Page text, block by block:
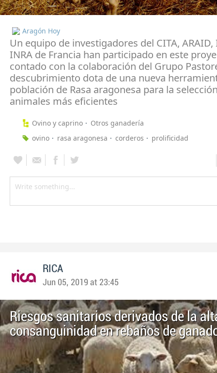
Aragón Hoy
Un equipo de investigadores del CITA, ARAID,
INRA de Francia han participado en este
contado con la colaboración del Grupo
descubrimiento dota de una nueva
población de Rasa aragonesa para la
animales más eficientes
Ovino y caprino
Otros ganadería
ovino
rasa aragonesa corderos prolificidad
RICA
Jun 05, 2019 at 23:45
Riesgos sanitarios derivados de la
consanguinidad en rebaños de